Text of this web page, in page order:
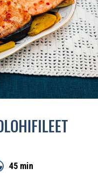
45 min